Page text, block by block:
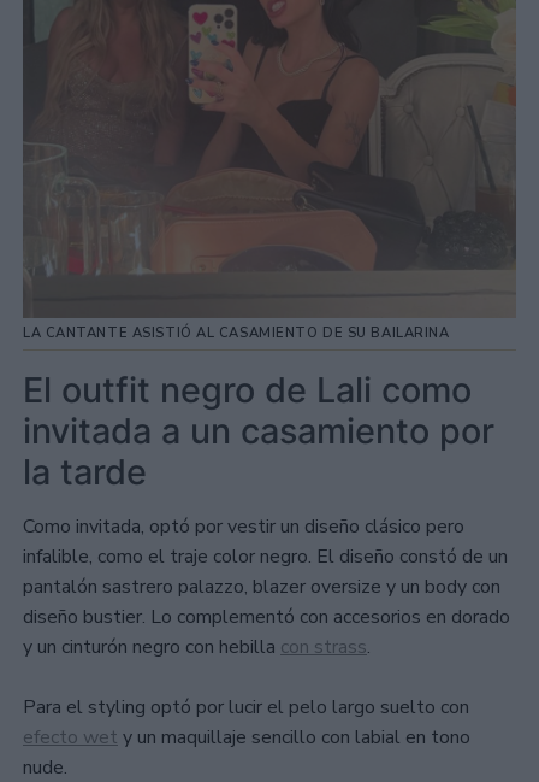
LA CANTANTE ASISTIÓ AL CASAMIENTO DE SU BAILARINA
El outfit negro de Lali como
invitada a un casamiento por
la tarde
Como invitada, optó por vestir un diseño clásico pero
infalible, como el traje color negro. El diseño constó de un
pantalón sastrero palazzo, blazer oversize y un body con
diseño bustier. Lo complementó con accesorios en dorado
y un cinturón negro con hebilla con strass.
Para el styling optó por lucir el pelo largo suelto con
efecto wet y un maquillaje sencillo con labial en tono
nude.